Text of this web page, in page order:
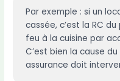
Par exemple : si un
cassée, c’est la RC
feu à la cuisine par
C’est bien la cause
assurance doit